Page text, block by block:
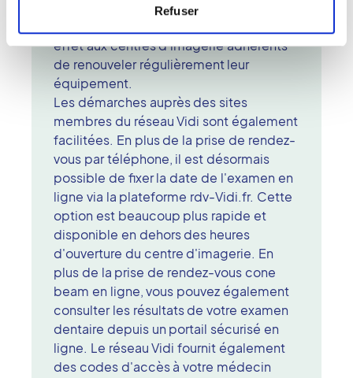
Refuser
techniques à la pointe de la
effet aux centres d'imagerie adhérents
de renouveler régulièrement leur
équipement.
Les démarches auprès des sites
membres du réseau Vidi sont également
facilitées. En plus de la prise de rendez-
vous par téléphone, il est désormais
possible de fixer la date de l'examen en
ligne via la plateforme rdv-Vidi.fr. Cette
option est beaucoup plus rapide et
disponible en dehors des heures
d'ouverture du centre d'imagerie. En
plus de la prise de rendez-vous cone
beam en ligne, vous pouvez également
consulter les résultats de votre examen
dentaire depuis un portail sécurisé en
ligne. Le réseau Vidi fournit également
des codes d'accès à votre médecin